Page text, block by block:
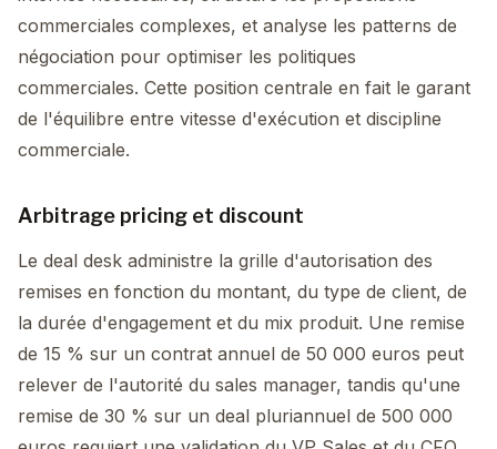
commerciales complexes, et analyse les patterns de
négociation pour optimiser les politiques
commerciales. Cette position centrale en fait le garant
de l'équilibre entre vitesse d'exécution et discipline
commerciale.
Arbitrage pricing et discount
Le deal desk administre la grille d'autorisation des
remises en fonction du montant, du type de client, de
la durée d'engagement et du mix produit. Une remise
de 15 % sur un contrat annuel de 50 000 euros peut
relever de l'autorité du sales manager, tandis qu'une
remise de 30 % sur un deal pluriannuel de 500 000